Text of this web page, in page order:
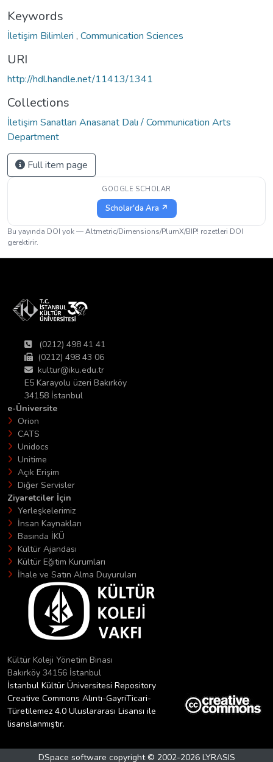
Keywords
İletişim Bilimleri , Communication Sciences
URI
http://hdl.handle.net/11413/1341
Collections
İletişim Sanatları Anasanat Dalı / Communication Arts
Department
Full item page
GOOGLE SCHOLAR
Scholar'da Ara ↗
Bu yayında DOI yok — Altmetric/Dimensions/PlumX/BIP! rozetleri DOI
gerektirir.
(0212) 498 41 41
(0212) 498 43 06
kultur@iku.edu.tr
E5 Karayolu üzeri Bakırköy
34158 İstanbul
e-Üniversite
Orion
CATS
Unidocs
Unitime
Açık Erişim
Diğer Servisler
Ziyaretciler İçin
Yerleşkelerimiz
İnsan Kaynakları
Basında İKÜ
Kültür Ajandası
Kültür Eğitim Kurumları
İhale ve Satın Alma Duyuruları
Kültür Koleji Yönetim Binası
Bakırköy 34156 İstanbul
İstanbul Kültür Üniversitesi Repository
Creative Commons Alıntı-GayriTicari-
Türetilemez 4.0 Uluslararası Lisansı ile
lisanslanmıştır.
DSpace software copyright © 2002-2026 LYRASIS